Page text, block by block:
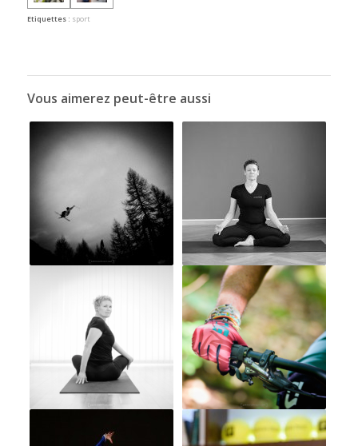
Etiquettes : sport
Vous aimerez peut-être aussi